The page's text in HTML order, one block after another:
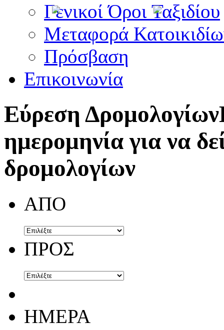
Γενικοί Όροι Ταξιδίου
Μεταφορά
Πρόσβαση
Επικοινωνία
Εύρεση Δρομολογίων
ημερομηνία για να
δρομολογίων
ΑΠΟ
ΠΡΟΣ
ΗΜΕΡΑ